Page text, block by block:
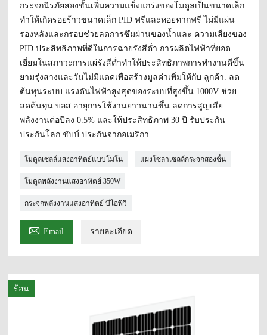
กระจกนิรภัยสองชั้นเพิ่มความแข็งแกร่งของโมดูลเป็นขนาดเล็ก
ทำให้เกิดรอยร้าวขนาดเล็ก PID ฟรีและหอยทากฟรี ไม่มีแผ่น
รองหลังและกรอบช่วยลดการซึมผ่านของน้ำและ ความเสี่ยงของ
PID ประสิทธิภาพที่ดีในการฉายรังสีต่ำ การผลิตไฟฟ้าที่ยอด
เยี่ยมในสภาวะการแผ่รังสีต่ำทำให้ประสิทธิภาพการทำงานดีขึ้น
ยามรุ่งสางและวันไม่มีแดดเพื่อสร้างมูลค่าเพิ่มให้กับ ลูกค้า. ลด
ต้นทุนระบบ แรงดันไฟฟ้าสูงสุดของระบบที่สูงขึ้น 1000V ช่วย
ลดต้นทุน บอส อายุการใช้งานยาวนานขึ้น ลดการสูญเสีย
พลังงานต่อปีลง 0.5% และให้ประสิทธิภาพ 30 ปี รับประกัน
ประกันโลก ชับบ์ ประกันจากอเมริกา
โมดูลเซลล์แสงอาทิตย์แบบโมโน แผงโซล่าเซลล์กระจกสองชั้น
โมดูลพลังงานแสงอาทิตย์ 350W
กระจกพลังงานแสงอาทิตย์ บีไอพีวี
 Email รายละเอียด
ร้อน